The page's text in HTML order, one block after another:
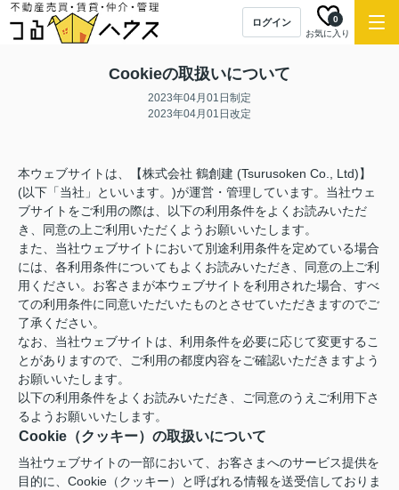
ログイン
お気に入り
0
Cookieの取扱いについて
2023年04月01日制定
2023年04月01日改定
本ウェブサイトは、【株式会社 鶴創建 (Tsurusoken Co., Ltd)】
(以下「当社」といいます。)が運営・管理しています。当社ウェ
ブサイトをご利用の際は、以下の利用条件をよくお読みいただ
き、同意の上ご利用いただくようお願いいたします。
また、当社ウェブサイトにおいて別途利用条件を定めている場合
には、各利用条件についてもよくお読みいただき、同意の上ご利
用ください。お客さまが本ウェブサイトを利用された場合、すべ
ての利用条件に同意いただいたものとさせていただきますのでご
了承ください。
なお、当社ウェブサイトは、利用条件を必要に応じて変更するこ
とがありますので、ご利用の都度内容をご確認いただきますよう
お願いいたします。
以下の利用条件をよくお読みいただき、ご同意のうえご利用下さ
るようお願いいたします。
Cookie（クッキー）の取扱いについて
当社ウェブサイトの一部において、お客さまへのサービス提供を
目的に、Cookie（クッキー）と呼ばれる情報を送受信しておりま